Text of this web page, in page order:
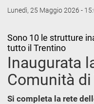
Lunedì, 25 Maggio 2026 -
Sono 10 le strutture
tutto il Trentino
Inaugurata
Comunità
Si completa la rete